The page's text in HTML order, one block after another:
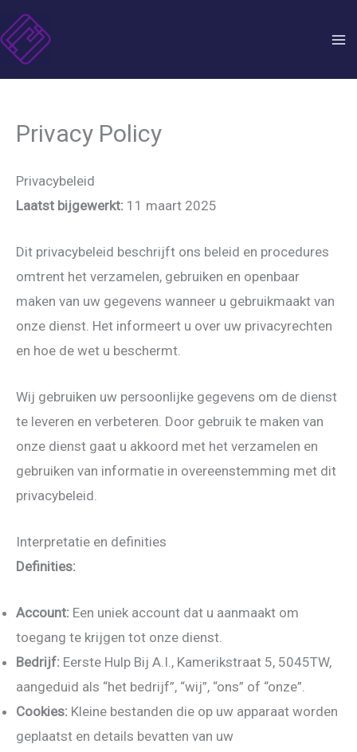
Skip
to
content
Privacy Policy
Privacybeleid
Laatst bijgewerkt: 11 maart 2025
Dit privacybeleid beschrijft ons beleid en procedures
omtrent het verzamelen, gebruiken en openbaar
maken van uw gegevens wanneer u gebruikmaakt van
onze dienst. Het informeert u over uw privacyrechten
en hoe de wet u beschermt.
Wij gebruiken uw persoonlijke gegevens om de dienst
te leveren en verbeteren. Door gebruik te maken van
onze dienst gaat u akkoord met het verzamelen en
gebruiken van informatie in overeenstemming met dit
privacybeleid.
Interpretatie en definities
Definities:
Account: Een uniek account dat u aanmaakt om
toegang te krijgen tot onze dienst.
Bedrijf: Eerste Hulp Bij A.I., Kamerikstraat 5, 5045TW,
aangeduid als “het bedrijf”, “wij”, “ons” of “onze”.
Cookies: Kleine bestanden die op uw apparaat worden
geplaatst en details bevatten van uw